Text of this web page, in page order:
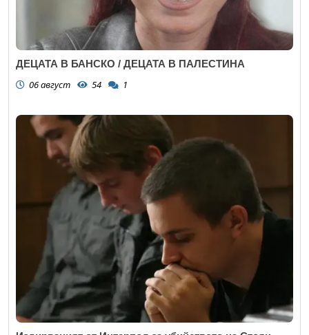
ДЕЦАТА В БАНСКО / ДЕЦАТА В ПАЛЕСТИНА
06 август 54 1